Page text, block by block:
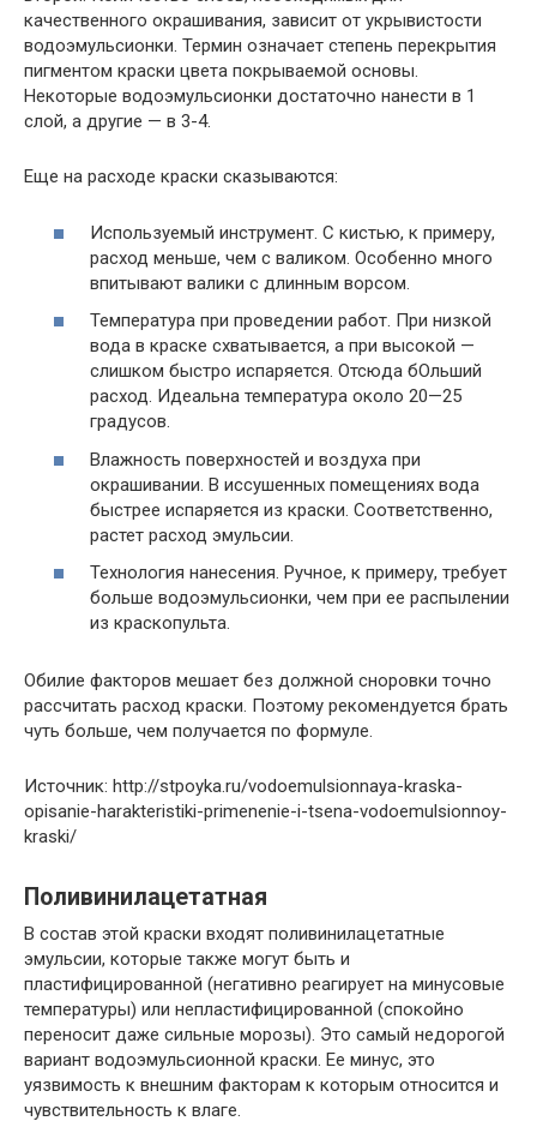
качественного окрашивания, зависит от укрывистости
водоэмульсионки. Термин означает степень перекрытия
пигментом краски цвета покрываемой основы.
Некоторые водоэмульсионки достаточно нанести в 1
слой, а другие — в 3-4.
Еще на расходе краски сказываются:
Используемый инструмент. С кистью, к примеру,
расход меньше, чем с валиком. Особенно много
впитывают валики с длинным ворсом.
Температура при проведении работ. При низкой
вода в краске схватывается, а при высокой —
слишком быстро испаряется. Отсюда бОльший
расход. Идеальна температура около 20—25
градусов.
Влажность поверхностей и воздуха при
окрашивании. В иссушенных помещениях вода
быстрее испаряется из краски. Соответственно,
растет расход эмульсии.
Технология нанесения. Ручное, к примеру, требует
больше водоэмульсионки, чем при ее распылении
из краскопульта.
Обилие факторов мешает без должной сноровки точно
рассчитать расход краски. Поэтому рекомендуется брать
чуть больше, чем получается по формуле.
Источник: http://stpoyka.ru/vodoemulsionnaya-kraska-
opisanie-harakteristiki-primenenie-i-tsena-vodoemulsionnoy-
kraski/
Поливинилацетатная
В состав этой краски входят поливинилацетатные
эмульсии, которые также могут быть и
пластифицированной (негативно реагирует на минусовые
температуры) или непластифицированной (спокойно
переносит даже сильные морозы). Это самый недорогой
вариант водоэмульсионной краски. Ее минус, это
уязвимость к внешним факторам к которым относится и
чувствительность к влаге.